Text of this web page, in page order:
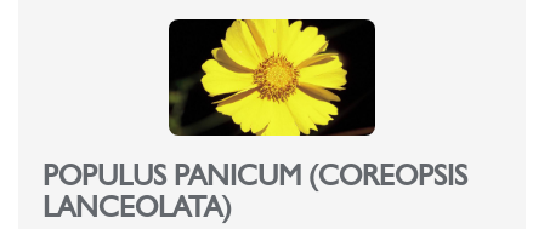
POPULUS PANICUM (COREOPSIS
LANCEOLATA)